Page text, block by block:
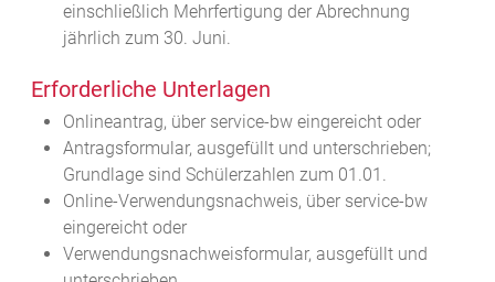
einschließlich Mehrfertigung der Abrechnung
jährlich zum 30. Juni.
Erforderliche Unterlagen
Onlineantrag, über service-bw eingereicht oder
Antragsformular, ausgefüllt und unterschrieben;
Grundlage sind Schülerzahlen zum 01.01.
Online-Verwendungsnachweis, über service-bw
eingereicht oder
Verwendungsnachweisformular, ausgefüllt und